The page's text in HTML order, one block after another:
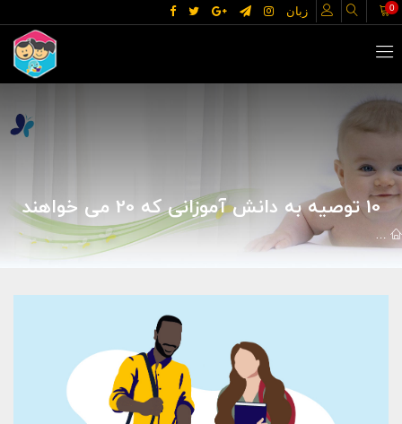
زبان 0
10 توصیه به دانش آموزانی که 20 می خواهند
خانه و خانواده کودک و نوجوان 10 توصیه به دانش آموزانی که 20 می خواهند